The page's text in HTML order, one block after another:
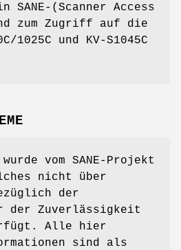
SANE-(Scanner Access
zum Zugriff auf die
1025C und KV-S1045C
vom SANE-Projekt
nicht über
der
der Zuverlässigkeit
Alle hier
sind als